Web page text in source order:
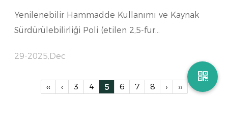
Yenilenebilir Hammadde Kullanımı ve Kaynak
Sürdürülebilirliği Poli (etilen 2,5-fur...
29-2025,Dec
‹‹ ‹ 3 4 5 6 7 8 › ››